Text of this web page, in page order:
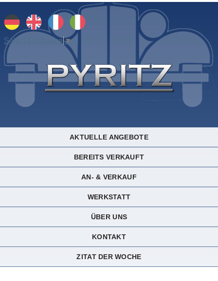
Select Language▼
AKTUELLE ANGEBOTE
BEREITS VERKAUFT
AN- & VERKAUF
WERKSTATT
ÜBER UNS
KONTAKT
ZITAT DER WOCHE